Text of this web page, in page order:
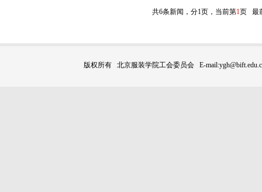
共6条新闻，分1页，当前第1页 最
版权所有 北京服装学院工会委员会 E-